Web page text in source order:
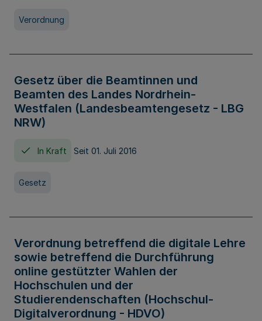
Verordnung
Gesetz über die Beamtinnen und
Beamten des Landes Nordrhein-
Westfalen (Landesbeamtengesetz - LBG
NRW)
In Kraft Seit 01. Juli 2016
Gesetz
Verordnung betreffend die digitale Lehre
sowie betreffend die Durchführung
online gestützter Wahlen der
Hochschulen und der
Studierendenschaften (Hochschul-
Digitalverordnung - HDVO)